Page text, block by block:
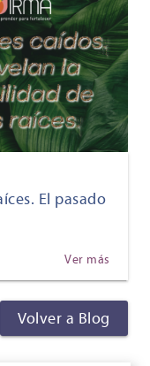
El pasado
Ver más
Volver a Blog